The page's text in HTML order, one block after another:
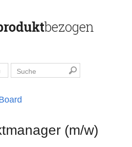
(m/w)